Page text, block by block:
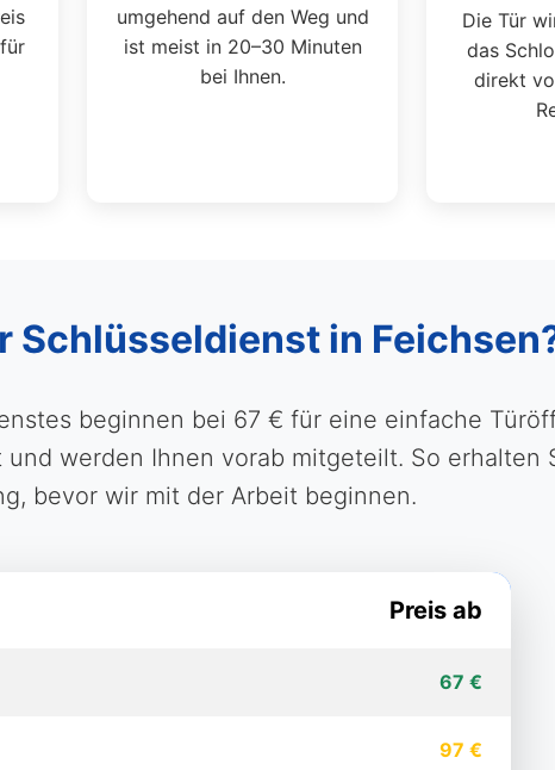
umgehend auf den Weg und
ist meist in 20–30 Minuten
bei Ihnen.
Die Tür
das
direkt
Schlüsseldienst in
beginnen bei 67 € für eine einfache
werden Ihnen vorab mitgeteilt. So erhalten
bevor wir mit der Arbeit beginnen.
Preis ab
67 €
97 €